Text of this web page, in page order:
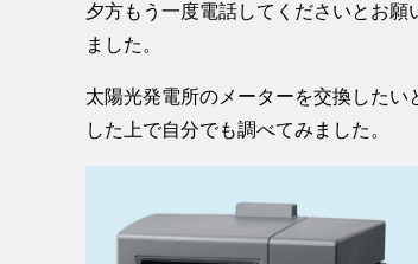
夕方もう一度電話してくださいとお
ました。
太陽光発電所のメーターを交換した
した上で自分でも調べてみました。